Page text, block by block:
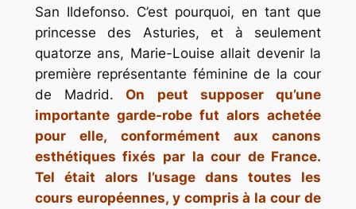
San Ildefonso. C’est pourquoi, en tant que
princesse des Asturies, et à seulement
quatorze ans, Marie-Louise allait devenir la
première représentante féminine de la cour
de Madrid.
On peut supposer qu’une
importante garde-robe fut alors achetée
pour elle, conformément aux canons
esthétiques fixés par la cour de France.
Tel était alors l’usage dans toutes les
cours européennes, y compris à la cour de